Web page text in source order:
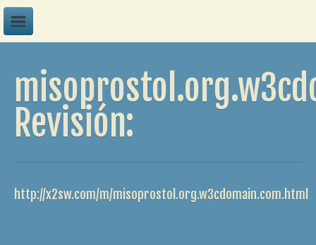
G
Revisión:
http://x2sw.com/m/misoprostol.org.w3cdomain.com.html